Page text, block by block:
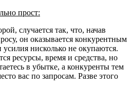
прост:
случается так, что, начав
он оказывается конкурентным
нисколько не окупаются.
ресурсы, время и средства, но
в убытке, а конкуренты тем
вас по запросам. Разве этого